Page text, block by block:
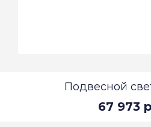
Подвесной
67 973